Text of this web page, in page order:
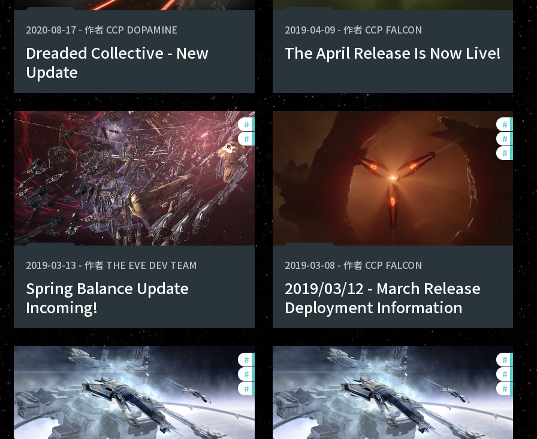
2020-08-17 -作者 CCP DOPAMINE
Dreaded Collective - New
Update
2019-04-09 - 作者 CCP FALCON
The April Release Is Now Live!
updates
changes
# development-updates
#
2019-03-13 -作者 THE EVE DEV TEAM
Spring Balance Update
Incoming!
#
#
#
2019-03-08 - 作者 CCP FALCON
2019/03/12 - March Release
Deployment Information
updates
changes
# development-updates
# balance-changes
# new-features
#
# new-
#